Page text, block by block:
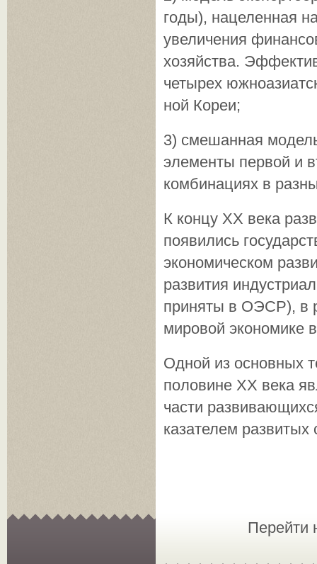
годы), нацеленная
увеличения
хозяйства.
четырех
ной Кореи;
3) смешанная
элементы первой и
комбинациях в
К концу XX века
появились
экономическом
развития
приняты в ОЭСР), в
мировой экономике
Одной из основных
половине XX века
части
казателем развитых
Перейти